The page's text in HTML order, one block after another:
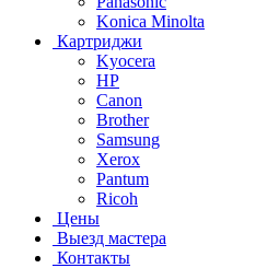
Konica Minolta
Картриджи
Kyocera
HP
Canon
Brother
Samsung
Xerox
Pantum
Ricoh
Цены
Выезд мастера
Контакты